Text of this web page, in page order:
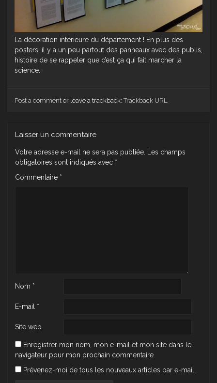
La décoration intérieure du département ! En plus des
posters, il y a un peu partout des panneaux avec des publis,
histoire de se rappeler que c’est ça qui fait marcher la
science.
Post a comment or leave a trackback:Trackback URL
Laisser un commentaire
Votre adresse e-mail ne sera pas publiée. Les champs
obligatoires sont indiqués avec *
Commentaire *
Nom *
E-mail *
Site web
Enregistrer mon nom, mon e-mail et mon site dans le
navigateur pour mon prochain commentaire.
Prévenez-moi de tous les nouveaux articles par e-mail.